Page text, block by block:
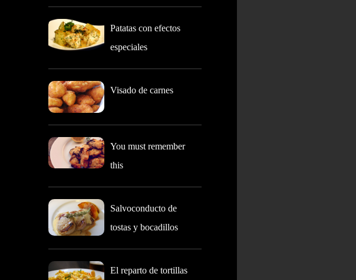
Patatas con efectos
especiales
Visado de carnes
You must remember
this
Salvoconducto de
tostas y bocadillos
El reparto de tortillas